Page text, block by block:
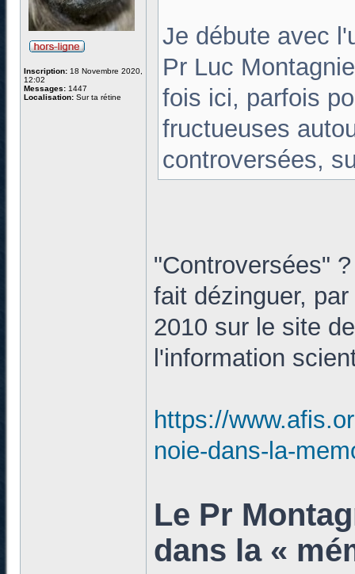
Inscription: 18 Novembre 2020,
12:02
Messages: 1447
Localisation: Sur ta rétine
Je débute avec
Pr Luc
fois ici, parfois
fructueuses
controversées,
"Controversées"
fait dézinguer,
2010 sur le site
l'information
https://
noie-dans-la-
Le Pr
dans la «